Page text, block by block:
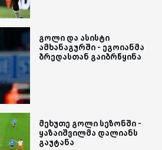
გოლი და ასისტი
ამხანაგურში - ეგოიანმა
ბრედასთან გაიბრწყინა
მეხუთე გოლი სეზონში -
ყაზაიშვილმა დალიანს
გაუტანა